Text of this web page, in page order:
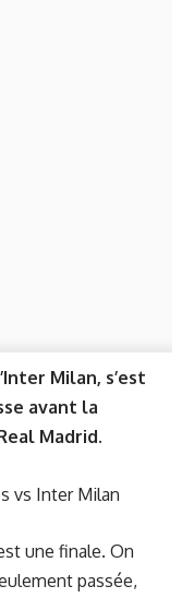
Milan, s’est
avant la
Madrid.
vs Inter Milan
une finale. On
passée,